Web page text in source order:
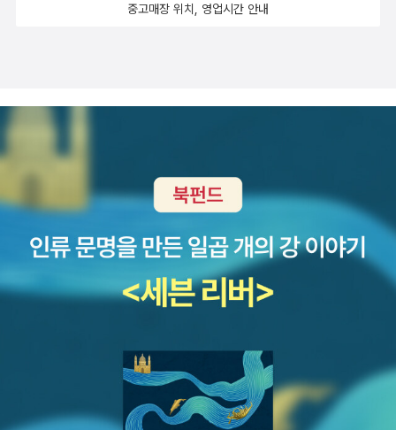
고 있어 처음 공부해보는 독자들도 선수 지식을 쌓을 수 있게 책의 구
특히나 이 부분은 그림과 예시 코드들로 자세히 설명되어 있어 어렵
이 사용되는 Mybatis 외에 SQL 구문 없이도 데이터를 조작할 수 있
는 최근 많이 사용되는 JPA 기술도 설명하고 있어 데이터베이스의
기능을 연동하고 사용할 수 있는 다양한 기술도 이해하고 실제로 사
용해볼 수 있도록 구성되어 있다.뿐만 아니라 내/외부 서비스들과 A
PI를 통한 연동을 위한 REST API에 대한 개념 이해와 이를 직접 사
용해볼 수 있는 예시코드들도 제공하고 있다.이러한 핵심 기능을 다
있도록 애플리케이션을 jar나 war의 빌드 결과물로 만들고 이를 톰
캣, AWS, 도커 환경에서 배포할 수 있도록 하기 위한 선수 지식과 배
포 방법도 다룬다.​이후에는 가장 궁금했던 부분인 OpenAI를 통한 스
중고매장 위치, 영업시간 안내